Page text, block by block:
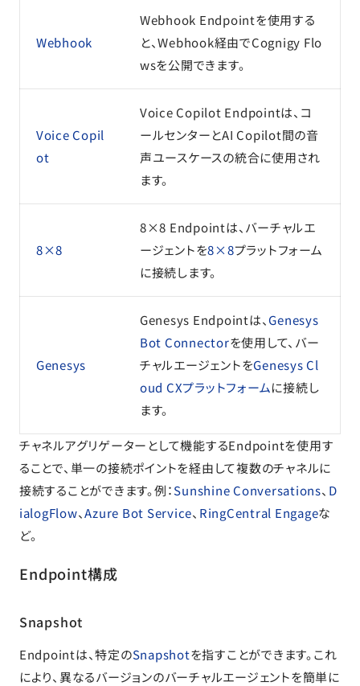
Webhook
Webhook Endpointを使用する
と、Webhook経由でCognigy Flo
wsを公開できます。
Voice Copil
ot
Voice Copilot Endpointは、コ
ールセンターとAI Copilot間の音
声ユースケースの統合に使用され
ます。
8×8
8×8 Endpointは、バーチャルエ
ージェントを8×8プラットフォーム
に接続します。
Genesys
Genesys Endpointは、Genesys
Bot Connectorを使用して、バー
チャルエージェントをGenesys Cl
oud CXプラットフォームに接続し
ます。
チャネルアグリゲーターとして機能するEndpointを使用す
ることで、単一の接続ポイントを経由して複数のチャネルに
接続することができます。例：Sunshine Conversations、 D
ialogFlow、Azure Bot Service、 RingCentral Engageな
ど。
Endpoint構成
Snapshot
Endpointは、特定のSnapshotを指すことができます。これ
により、異なるバージョンのバーチャルエージェントを簡単に